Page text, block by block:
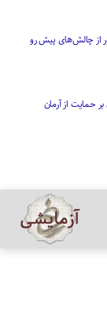
از چالش‌های پیش رو
حمایت از آرمان